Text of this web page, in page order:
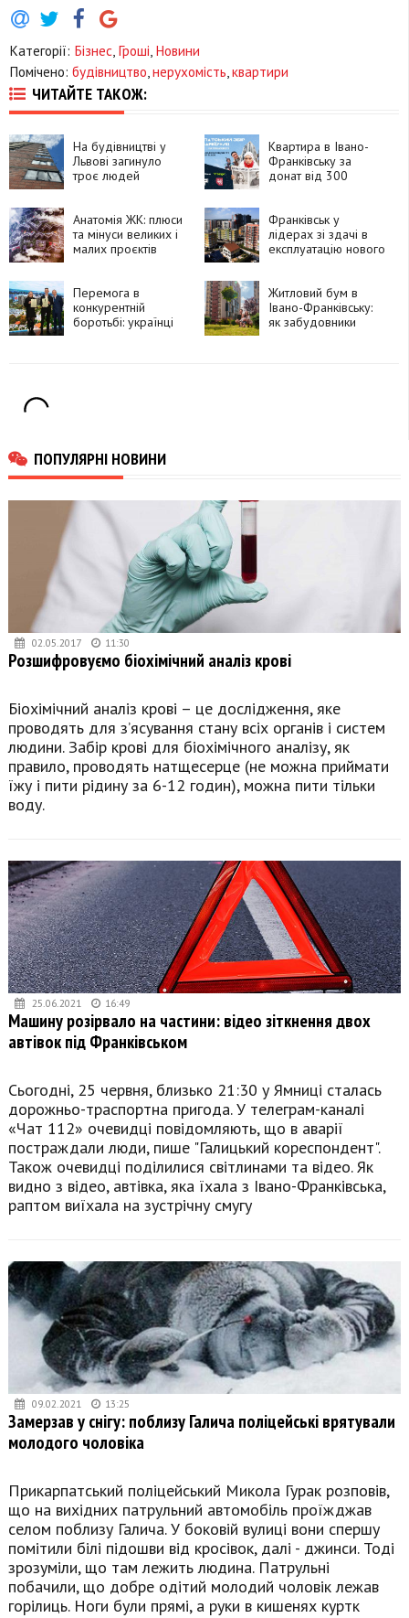
Категорії: Бізнес Гроші Новини
Помічено: будівництво нерухомість квартири
ЧИТАЙТЕ ТАКОЖ:
На будівництві у
Львові загинуло
троє людей
Квартира в Івано-
Франківську за
донат від 300
на 15 мільйонів для
ЗСУ
Анатомія ЖК: плюси
та мінуси великих і
малих проєктів
Франківськ у
лідерах зі здачі в
експлуатацію нового
Перемога в
конкурентній
боротьбі: українці
Житловий бум в
Івано-Франківську:
як забудовники
ПОПУЛЯРНІ НОВИНИ
02.05.2017 11:30
Розшифровуємо біохімічний аналіз крові
Біохімічний аналіз крові – це дослідження, яке
проводять для з’ясування стану всіх органів і систем
людини. Забір крові для біохімічного аналізу, як
правило, проводять натщесерце (не можна приймати
їжу і пити рідину за 6-12 годин), можна пити тільки
воду.
25.06.2021 16:49
Машину розірвало на частини: відео зіткнення двох
автівок під Франківськом
Сьогодні, 25 червня, близько 21:30 у Ямниці сталась
дорожньо-траспортна пригода. У телеграм-каналі
«Чат 112» очевидці повідомляють, що в аварії
постраждали люди, пише "Галицький кореспондент".
Також очевидці поділилися світлинами та відео. Як
видно з відео, автівка, яка їхала з Івано-Франківська,
раптом виїхала на зустрічну смугу
09.02.2021 13:25
Замерзав у снігу: поблизу Галича поліцейські врятували
молодого чоловіка
Прикарпатський поліцейський Микола Гурак розповів,
що на вихідних патрульний автомобіль проїжджав
селом поблизу Галича. У боковій вулиці вони спершу
помітили білі підошви від кросівок, далі - джинси. Тоді
зрозуміли, що там лежить людина. Патрульні
побачили, що добре одітий молодий чоловік лежав
горілиць. Ноги були прямі, а руки в кишенях куртк